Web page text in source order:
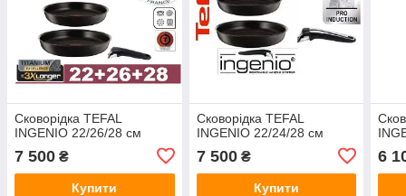
Сковорідка TEFAL
INGENIO 22/26/28 см
7 500 ₴
Купити
Сковорідка TEFAL
INGENIO 22/24/28 см
7 500₴
Купити
6